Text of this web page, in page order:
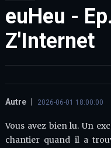
euHeu -
Z'Internet
Autre 2026-06-01 18:00:00
Vous avez bien lu. Un
chantier quand il a